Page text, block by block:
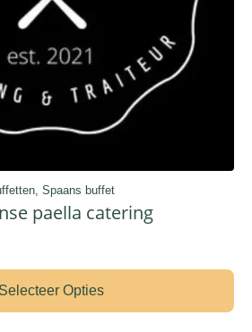
Spaans buffet
paella catering
Selecteer Opties